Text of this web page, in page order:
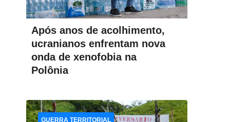
Após anos de acolhimento,
ucranianos enfrentam nova
onda de xenofobia na
Polônia
GUERRA TERRITORIAL